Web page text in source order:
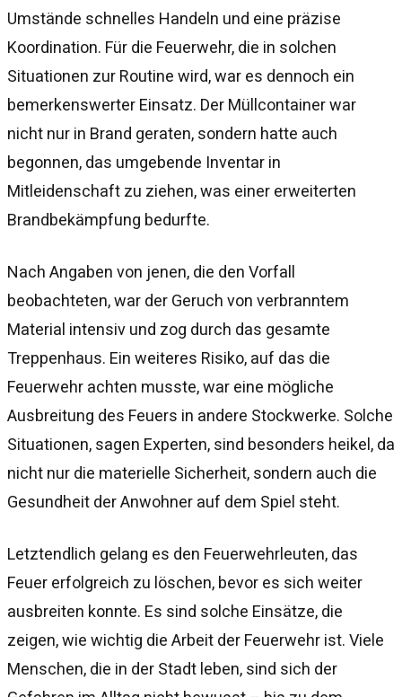
Umstände schnelles Handeln und eine präzise
Koordination. Für die Feuerwehr, die in solchen
Situationen zur Routine wird, war es dennoch ein
bemerkenswerter Einsatz. Der Müllcontainer war
nicht nur in Brand geraten, sondern hatte auch
begonnen, das umgebende Inventar in
Mitleidenschaft zu ziehen, was einer erweiterten
Brandbekämpfung bedurfte.
Nach Angaben von jenen, die den Vorfall
beobachteten, war der Geruch von verbranntem
Material intensiv und zog durch das gesamte
Treppenhaus. Ein weiteres Risiko, auf das die
Feuerwehr achten musste, war eine mögliche
Ausbreitung des Feuers in andere Stockwerke. Solche
Situationen, sagen Experten, sind besonders heikel, da
nicht nur die materielle Sicherheit, sondern auch die
Gesundheit der Anwohner auf dem Spiel steht.
Letztendlich gelang es den Feuerwehrleuten, das
Feuer erfolgreich zu löschen, bevor es sich weiter
ausbreiten konnte. Es sind solche Einsätze, die
zeigen, wie wichtig die Arbeit der Feuerwehr ist. Viele
Menschen, die in der Stadt leben, sind sich der